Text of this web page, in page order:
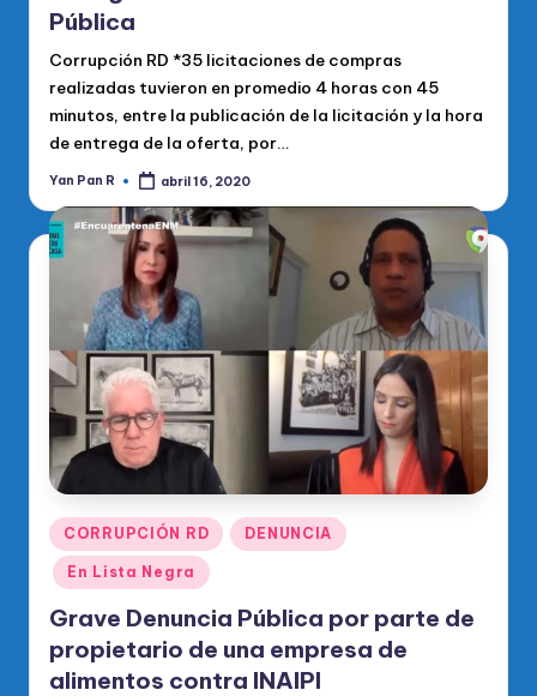
Pública
Corrupción RD *35 licitaciones de compras
realizadas tuvieron en promedio 4 horas con 45
minutos, entre la publicación de la licitación y la hora
de entrega de la oferta, por…
Publicado
Yan Pan R abril 16, 2020
Publicado
en
CORRUPCIÓN RD DENUNCIA
En Lista Negra
Grave Denuncia Pública por parte de
propietario de una empresa de
alimentos contra INAIPI